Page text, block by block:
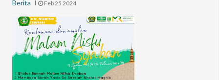
Berita
Feb 25 2024